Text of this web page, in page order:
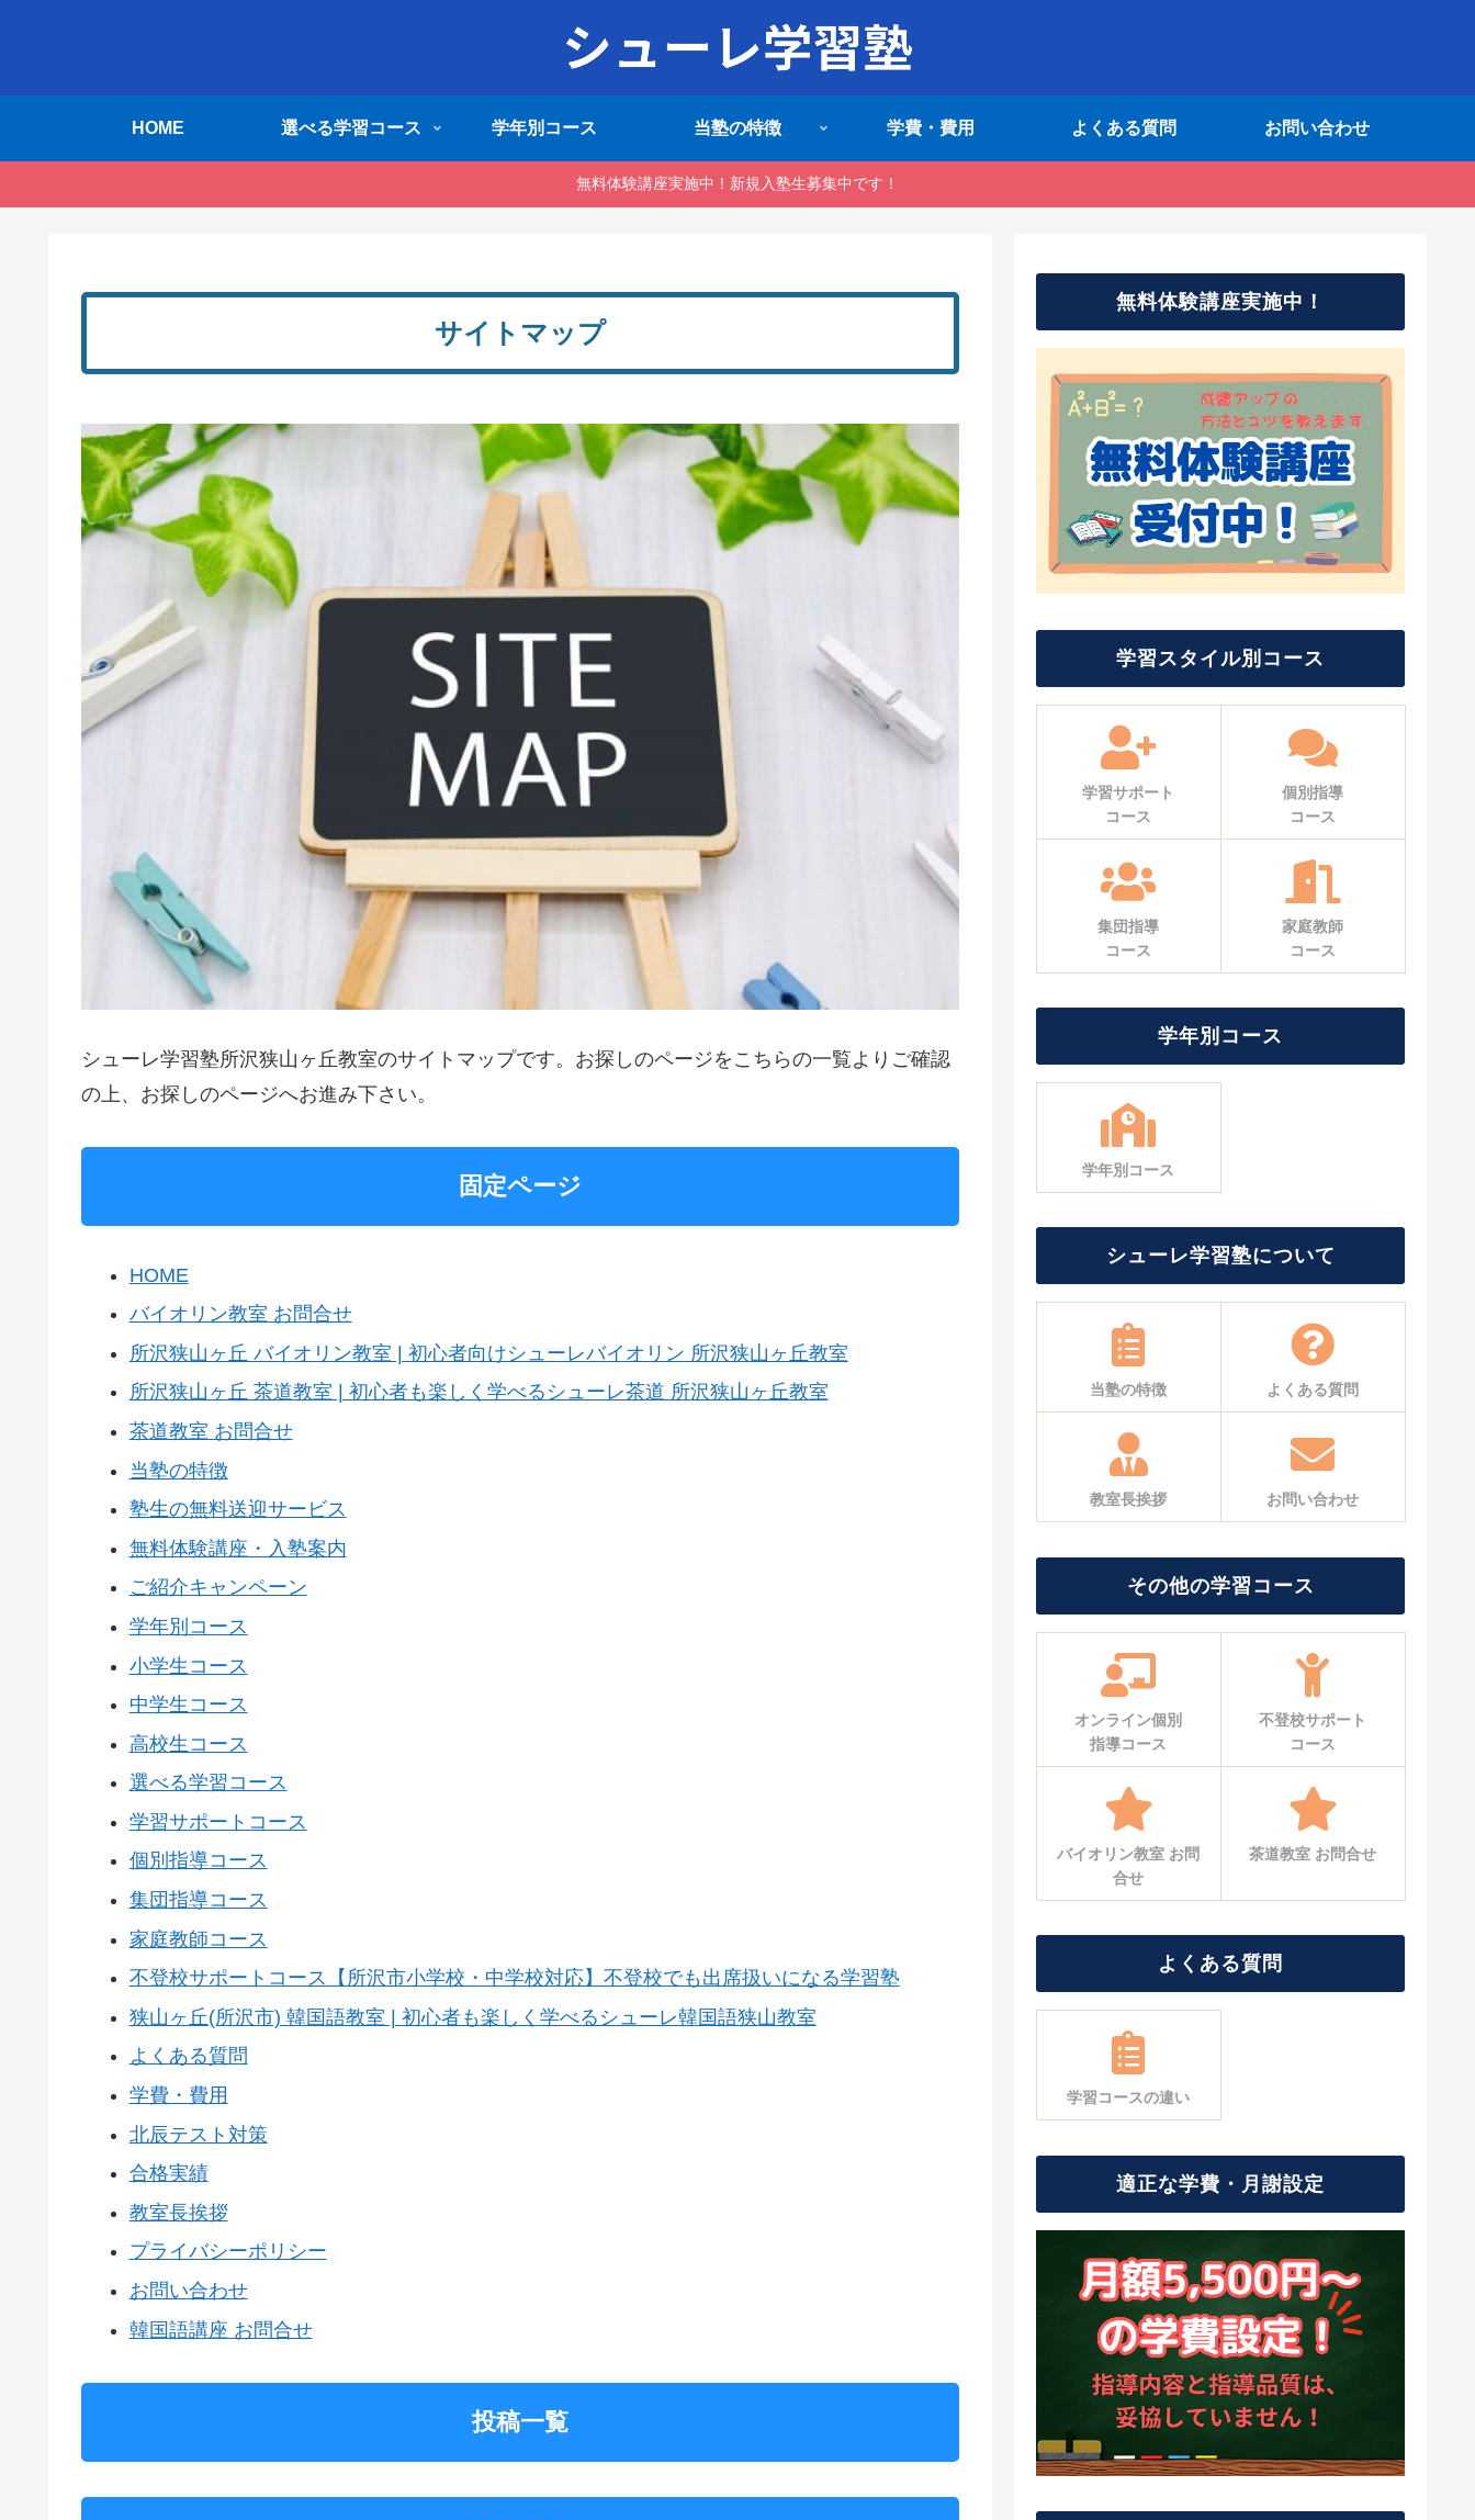
HOME 選べる学習コース 学年別コース 当塾の特徴 学費・費用 よくある質問 お問い合わせ
無料体験講座実施中！新規入塾生募集中です！
サイトマップ
シューレ学習塾所沢狭山ヶ丘教室のサイトマップです。お探しのページをこちらの一覧よりご確認
の上、お探しのページへお進み下さい。
固定ページ
HOME
バイオリン教室 お問合せ
所沢狭山ヶ丘 バイオリン教室 | 初心者向けシューレバイオリン 所沢狭山ヶ丘教室
所沢狭山ヶ丘 茶道教室 | 初心者も楽しく学べるシューレ茶道 所沢狭山ヶ丘教室
茶道教室 お問合せ
当塾の特徴
塾生の無料送迎サービス
無料体験講座・入塾案内
ご紹介キャンペーン
学年別コース
小学生コース
中学生コース
高校生コース
選べる学習コース
学習サポートコース
個別指導コース
集団指導コース
家庭教師コース
不登校サポートコース【所沢市小学校・中学校対応】不登校でも出席扱いになる学習塾
狭山ヶ丘(所沢市) 韓国語教室 | 初心者も楽しく学べるシューレ韓国語狭山教室
よくある質問
学費・費用
北辰テスト対策
合格実績
教室長挨拶
プライバシーポリシー
お問い合わせ
韓国語講座 お問合せ
投稿一覧
無料体験講座実施中！
学習スタイル別コース
学習サポート
コース
個別指導
コース
集団指導
コース
家庭教師
コース
学年別コース
学年別コース
シューレ学習塾について
当塾の特徴 よくある質問
教室長挨拶 お問い合わせ
その他の学習コース
オンライン個別
指導コース
不登校サポート
コース
バイオリン教室 お問
合せ
茶道教室 お問合せ
よくある質問
学習コースの違い
適正な学費・月謝設定